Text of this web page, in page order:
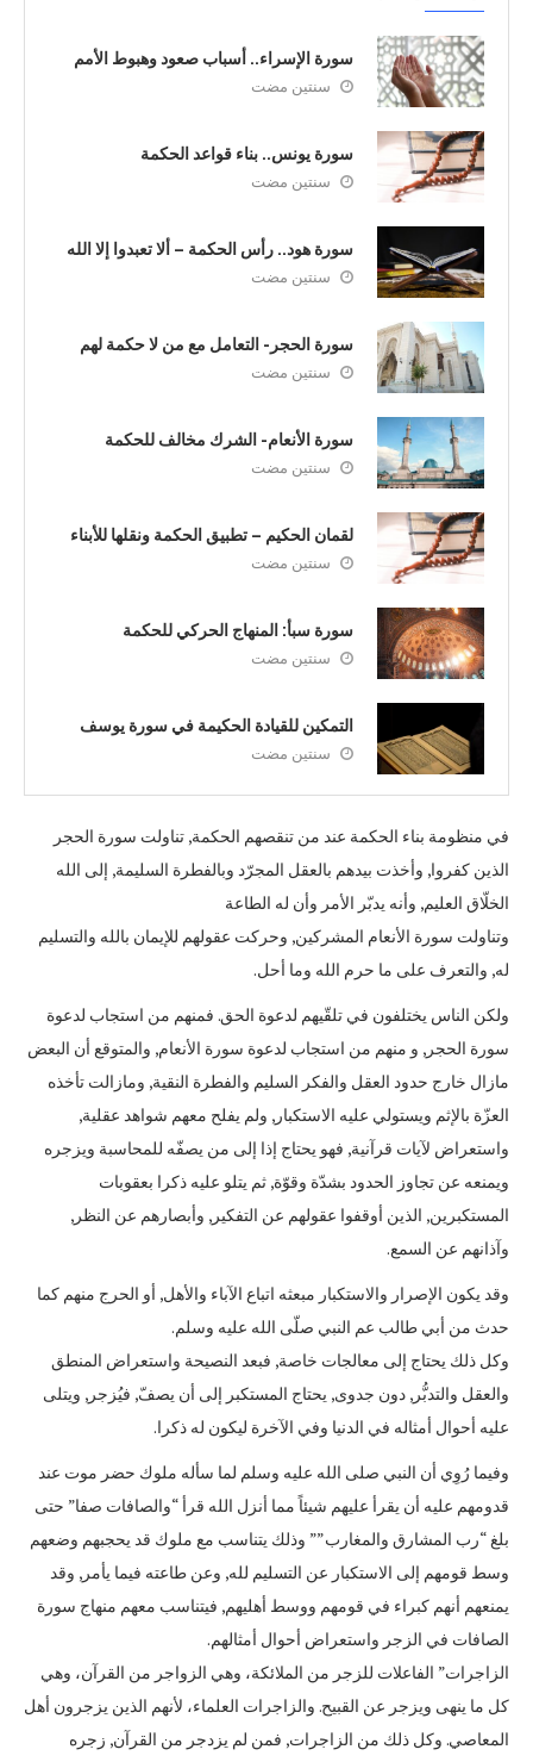
سورة الإسراء.. أسباب صعود وهبوط الأمم
سنتين مضت
سورة يونس.. بناء قواعد الحكمة
سنتين مضت
سورة هود.. رأس الحكمة – ألا تعبدوا إلا الله
سنتين مضت
سورة الحجر- التعامل مع من لا حكمة لهم
سنتين مضت
سورة الأنعام- الشرك مخالف للحكمة
سنتين مضت
لقمان الحكيم – تطبيق الحكمة ونقلها للأبناء
سنتين مضت
سورة سبأ: المنهاج الحركي للحكمة
سنتين مضت
التمكين للقيادة الحكيمة في سورة يوسف
سنتين مضت
في منظومة بناء الحكمة عند من تنقصهم الحكمة, تناولت سورة الحجر
الذين كفروا, وأخذت بيدهم بالعقل المجرّد وبالفطرة السليمة, إلى الله
الخلّاق العليم, وأنه يدبّر الأمر وأن له الطاعة
وتناولت سورة الأنعام المشركين, وحركت عقولهم للإيمان بالله والتسليم
له, والتعرف على ما حرم الله وما أحل.
ولكن الناس يختلفون في تلقّيهم لدعوة الحق. فمنهم من استجاب لدعوة
سورة الحجر, و منهم من استجاب لدعوة سورة الأنعام, والمتوقع أن البعض
مازال خارج حدود العقل والفكر السليم والفطرة النقية, ومازالت تأخذه
العزّة بالإثم ويستولي عليه الاستكبار, ولم يفلح معهم شواهد عقلية,
واستعراض لآيات قرآنية, فهو يحتاج إذا إلى من يصفّه للمحاسبة ويزجره
ويمنعه عن تجاوز الحدود بشدّة وقوّة, ثم يتلو عليه ذكرا بعقوبات
المستكبرين, الذين أوقفوا عقولهم عن التفكير, وأبصارهم عن النظر,
وآذانهم عن السمع.
وقد يكون الإصرار والاستكبار مبعثه اتباع الآباء والأهل, أو الحرج منهم كما
حدث من أبي طالب عم النبي صلّى الله عليه وسلم.
وكل ذلك يحتاج إلى معالجات خاصة, فبعد النصيحة واستعراض المنطق
والعقل والتدبُّر, دون جدوى, يحتاج المستكبر إلى أن يصفّ, فيُزجر, ويتلى
عليه أحوال أمثاله في الدنيا وفي الآخرة ليكون له ذكرا.
وفيما رُوِي أن النبي صلى الله عليه وسلم لما سأله ملوك حضر موت عند
قدومهم عليه أن يقرأ عليهم شيئاً مما أنزل الله قرأ “والصافات صفا” حتى
بلغ “رب المشارق والمغارب”” وذلك يتناسب مع ملوك قد يحجبهم وضعهم
وسط قومهم إلى الاستكبار عن التسليم لله, وعن طاعته فيما يأمر, وقد
يمنعهم أنهم كبراء في قومهم ووسط أهليهم, فيتناسب معهم منهاج سورة
الصافات في الزجر واستعراض أحوال أمثالهم.
الزاجرات” الفاعلات للزجر من الملائكة، وهي الزواجر من القرآن، وهي
كل ما ينهى ويزجر عن القبيح. والزاجرات العلماء، لأنهم الذين يزجرون أهل
المعاصي. وكل ذلك من الزاجرات, فمن لم يزدجر من القرآن, زجره